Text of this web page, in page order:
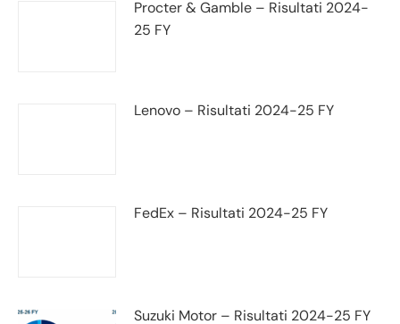
Procter & Gamble – Risultati 2024-
25 FY
Lenovo – Risultati 2024-25 FY
FedEx – Risultati 2024-25 FY
Suzuki Motor – Risultati 2024-25 FY